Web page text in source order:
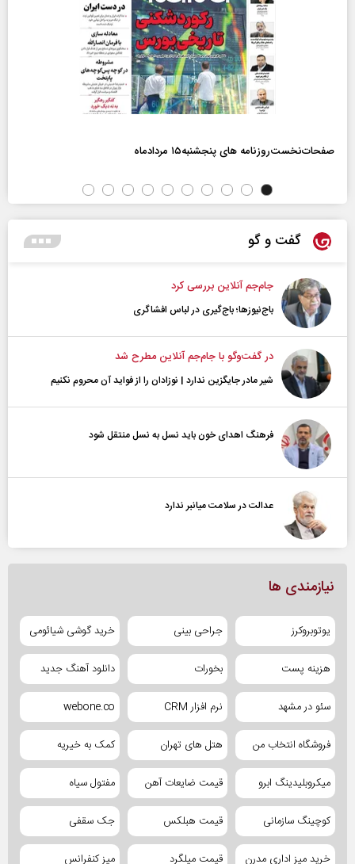
صفحات‌نخست‌روزنامه ها‌ی پنجشنبه‌۱۵ مردادماه
گفت و گو
جام‌جم آنلاین بررسی کرد
باج‌نیوزها؛ باج‌گیری در لباس افشاگری
در گفت‌و‌گو با جام‌جم آنلاین مطرح شد
شیر مادر جایگزین ندارد | نوزادان را از فواید آن محروم نکنیم
فرهنگ اهدای خون باید نسل به نسل منتقل شود
عدالت در سلامت میانبر ندارد
نیازمندی ها
یوتوبروکرز جراحی بینی خرید گوشی شیائومی
هزینه پست بخورات دانلود آهنگ جدید
سئو در مشهد نرم افزار CRM webone.co
فروشگاه انتخاب من هتل های تهران کمک به خیریه
میکروبلیدینگ ابرو قیمت ضایعات آهن مفتول سیاه
کوچینگ سازمانی قیمت هبلکس جک سقفی
خرید میز اداری مدرن قیمت میلگرد میز کنفرانس